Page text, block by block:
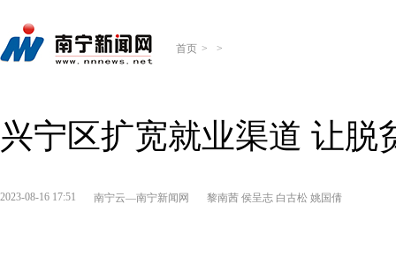
首页 > >
兴宁区扩宽就业渠道 让脱
2023-08-16 17:51 南宁云—南宁新闻网 黎南茜 侯呈志 白古松 姚国倩